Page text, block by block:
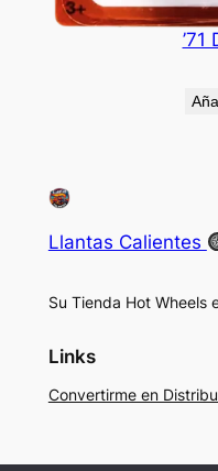
’71
Llantas Calientes
Su Tienda Hot Wheels
Links
Convertirme en